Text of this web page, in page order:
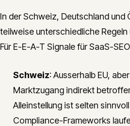
In der Schweiz, Deutschland und
teilweise unterschiedliche
Für E-E-A-T Signale für SaaS-
Schweiz: Ausserhalb EU,
Marktzugang indirekt
Alleinstellung ist selten
Compliance-Frameworks